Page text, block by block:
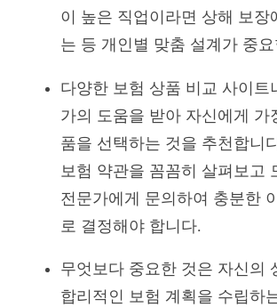
이 높은 직업이라면 상해 보장
는 등 개인별 맞춤 설계가 중
다양한 보험 상품 비교 사이트
가의 도움을 받아 자신에게 가
품을 선택하는 것을 추천합니
보험 약관을 꼼꼼히 살펴보고
전문가에게 문의하여 충분한
로 결정해야 합니다.
무엇보다 중요한 것은 자신의
합리적인 보험 계획을 수립하